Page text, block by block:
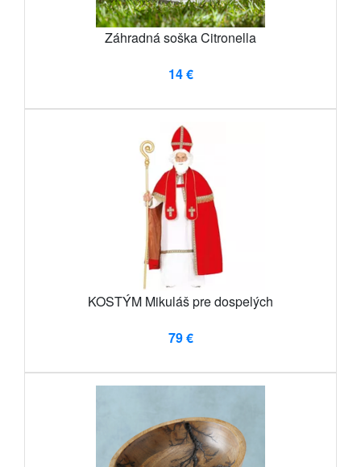
Záhradná soška Citronella
14 €
KOSTÝM Mikuláš pre dospelých
79 €